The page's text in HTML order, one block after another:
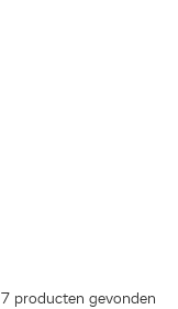
7 producten gevonden